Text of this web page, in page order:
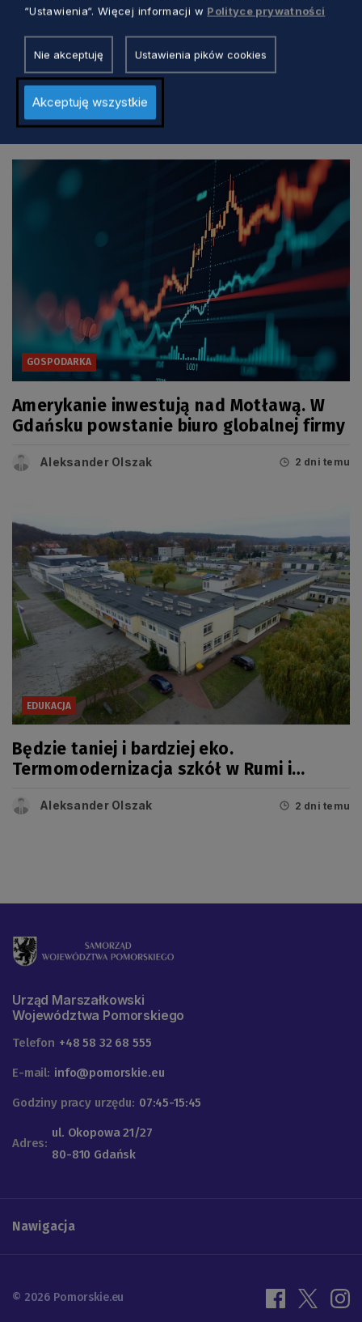
GOSPODARKA
Infrastruktura społeczna. Unijne
wsparcie dla mieszkańców dwóch gmin
Aleksander Olszak
GOSPODARKA
Amerykanie inwestują nad Motławą. W
Gdańsku powstanie biuro globalnej firmy
Aleksander Olszak 2 dni temu
EDUKACJA
Będzie taniej i bardziej eko.
Termomodernizacja szkół w Rumi i
Aleksander Olszak 2 dni temu
Urząd Marszałkowski
Województwa Pomorskiego
Telefon +48 58 32 68 555
E-mail: info@pomorskie.eu
Godziny pracy urzędu: 07:45-15:45
Adres:
ul. Okopowa 21/27
80-810 Gdańsk
Nawigacja
© 2026 Pomorskie.eu
“Ustawienia“. Więcej informacji w Polityce prywatności
Nie akceptuję Ustawienia pików cookies
Akceptuję wszystkie